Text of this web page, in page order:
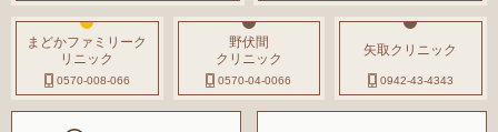
まどかファミリーク
リニック
0570-008-066
野伏間
クリニック
0570-04-0066
矢取クリニック
0942-43-4343